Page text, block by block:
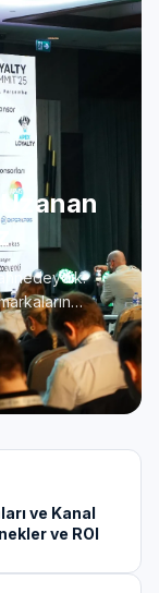
ve Kanal
ve ROI